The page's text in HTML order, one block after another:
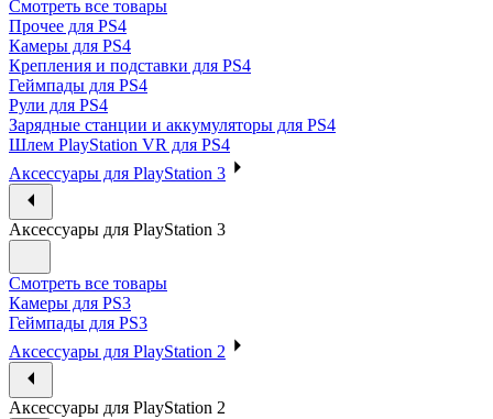
Смотреть все товары
Прочее для PS4
Камеры для PS4
Крепления и подставки для PS4
Геймпады для PS4
Рули для PS4
Зарядные станции и аккумуляторы для PS4
Шлем PlayStation VR для PS4
Аксессуары для PlayStation 3
Аксессуары для PlayStation 3
Смотреть все товары
Камеры для PS3
Геймпады для PS3
Аксессуары для PlayStation 2
Аксессуары для PlayStation 2